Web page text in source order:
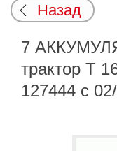
Назад
7
трактор T
127444 с